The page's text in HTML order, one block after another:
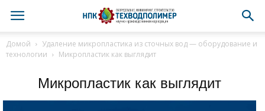
Домой
Удаление микропластика из сточных вод — оборудование и
технологии
Микропластик как выглядит
Микропластик как выглядит